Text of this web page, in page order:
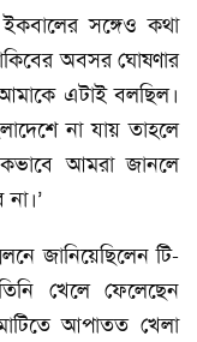
ইকবালের সঙ্গেও কথা
অবসর ঘোষণার
এটাই বলছিল।
না যায় তাহলে
আমরা জানলে
জানিয়েছিলেন টি-
খেলে ফেলেছেন
আপাতত খেলা